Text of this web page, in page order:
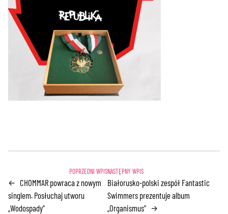
← CHOMMAR powraca z nowym
singlem. Posłuchaj utworu
„Wodospady”
Białorusko-polski zespół Fantastic
Swimmers prezentuje album
„Organismus” →